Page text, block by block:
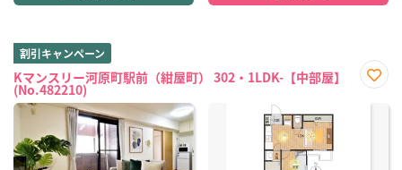
割引キャンペーン
Kマンスリー河原町駅前（紺屋町） 302・1LDK-【中部屋】
(No.482210)
に入